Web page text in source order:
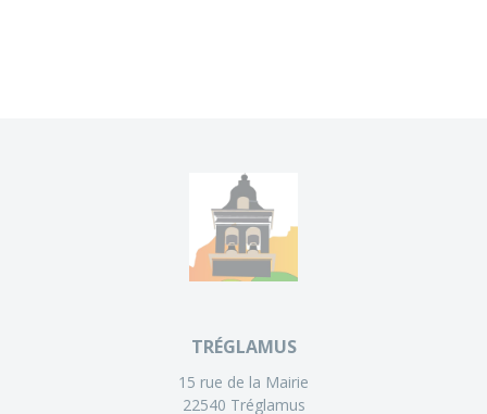
TRÉGLAMUS
15 rue de la Mairie
22540 Tréglamus